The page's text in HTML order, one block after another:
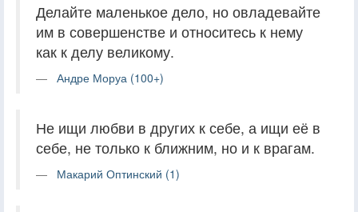
Делайте маленькое дело, но овладевайте
им в совершенстве и относитесь к нему
как к делу великому.
Андре Моруа (100+)
Не ищи любви в других к себе, а ищи её в
себе, не только к ближним, но и к врагам.
Макарий Оптинский (1)